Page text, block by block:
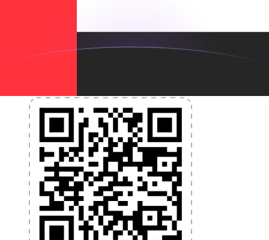
l'application dès aujourd'hui !